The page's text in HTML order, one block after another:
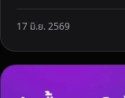
17 มิ.ย. 2569